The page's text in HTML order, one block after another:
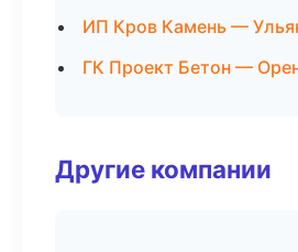
ИП Кров Камень —
ГК Проект Бетон —
Другие компании